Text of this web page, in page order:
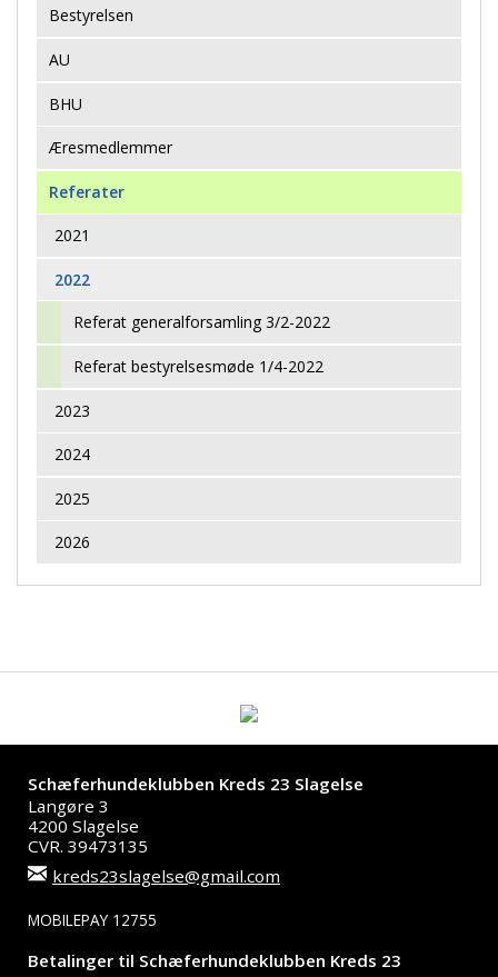
Bestyrelsen
AU
BHU
Æresmedlemmer
Referater
2021
2022
Referat generalforsamling 3/2-2022
Referat bestyrelsesmøde 1/4-2022
2023
2024
2025
2026
Schæferhundeklubben Kreds 23 Slagelse
Langøre 3
4200 Slagelse
CVR. 39473135
kreds23slagelse@gmail.com
MOBILEPAY 12755
Betalinger til Schæferhundeklubben Kreds 23